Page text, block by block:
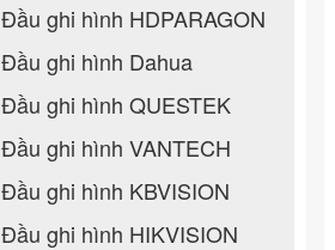
Đầu ghi hình HDPARAGON
Đầu ghi hình Dahua
Đầu ghi hình QUESTEK
Đầu ghi hình VANTECH
Đầu ghi hình KBVISION
Đầu ghi hình HIKVISION